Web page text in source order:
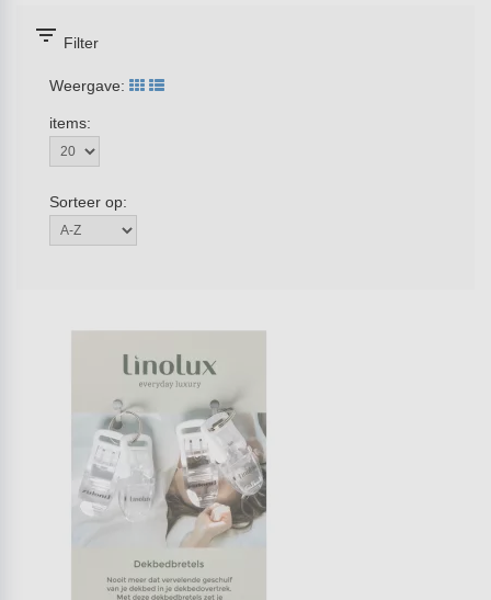
filter_list Filter
Weergave:
items:
Sorteer op: